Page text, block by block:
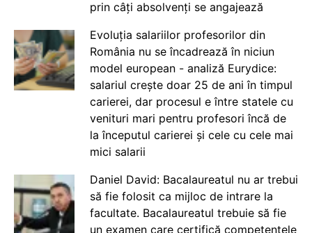
prin câți absolvenți se angajează
Evoluția salariilor profesorilor din
România nu se încadrează în niciun
model european - analiză Eurydice:
salariul crește doar 25 de ani în timpul
carierei, dar procesul e între statele cu
venituri mari pentru profesori încă de
la începutul carierei și cele cu cele mai
mici salarii
Daniel David: Bacalaureatul nu ar trebui
să fie folosit ca mijloc de intrare la
facultate. Bacalaureatul trebuie să fie
un examen care certifică competențele